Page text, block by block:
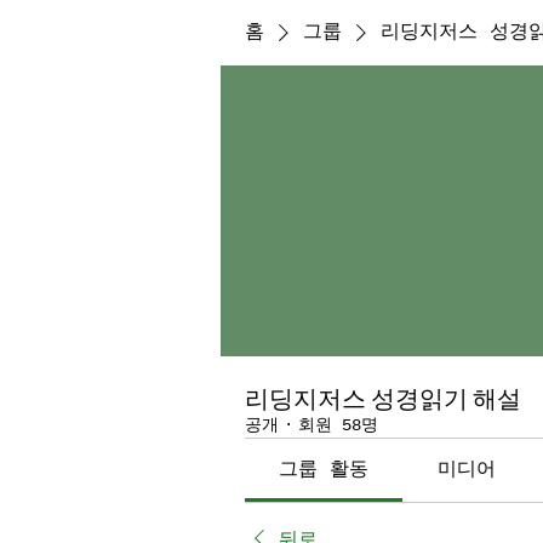
홈 그룹 리딩지저스 성경
리딩지저스 성경읽기 해설
공개 · 회원 58명
그룹 활동 미디어